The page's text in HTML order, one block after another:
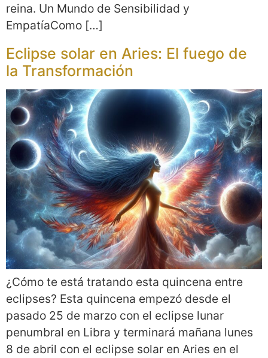
reina. Un Mundo de Sensibilidad y
EmpatíaComo […]
Eclipse solar en Aries: El fuego de
la Transformación
¿Cómo te está tratando esta quincena entre
eclipses? Esta quincena empezó desde el
pasado 25 de marzo con el eclipse lunar
penumbral en Libra y terminará mañana lunes
8 de abril con el eclipse solar en Aries en el